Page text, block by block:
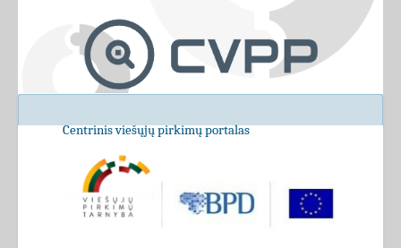
Centrinis viešųjų pirkimų portalas